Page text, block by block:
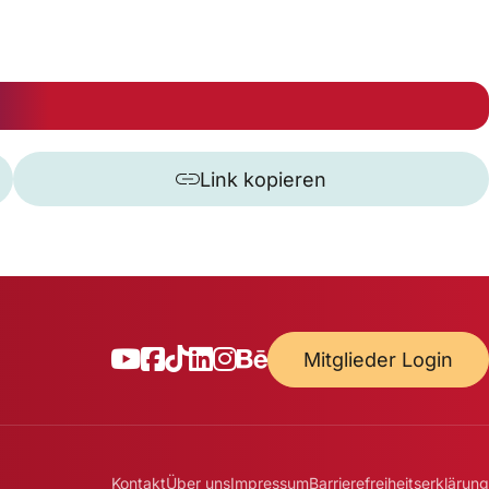
Link kopieren
Mitglieder Login
KontaktÜber unsImpressumBarrierefreiheitserklärung